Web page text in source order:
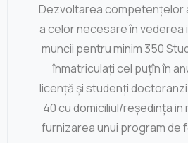
Dezvoltarea competențelor
a celor necesare în vederea
muncii pentru minim 350
înmatriculați cel puțîn în
licență și studenți
40 cu domiciliul/reședința in
furnizarea unui program de